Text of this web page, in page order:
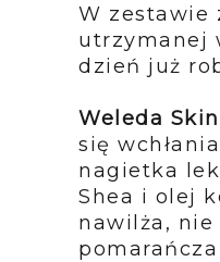
W zestawie
utrzymanej
dzień już
Weleda Skin
się
nagietka
Shea i olej
nawilża, nie